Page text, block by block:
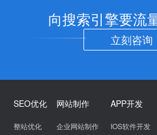
向搜索引擎要流
立刻咨询
SEO优化
整站优化
网站制作
企业网站制作
APP开发
IOS软件开发